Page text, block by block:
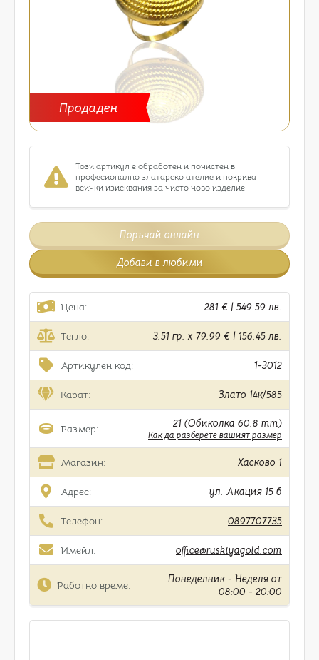
Продаден
Този артикул е обработен и почистен в
професионално златарско ателие и покрива
всички изисквания за чисто ново изделие
Поръчай онлайн
Добави в любими
Цена: 281 € | 549.59 лв.
Тегло: 3.51 гр. x 79.99 € | 156.45 лв.
Артикулен код: 1-3012
Карат: Злато 14к/585
Размер: 21 (Обиколка 60.8 mm)
Как да разберете вашият размер
Магазин: Хасково 1
Адрес: ул. Акация 15 б
Телефон: 0897707735
Имейл: office@ruskiyagold.com
Работно време:
Понеделник - Неделя от
08:00 - 20:00